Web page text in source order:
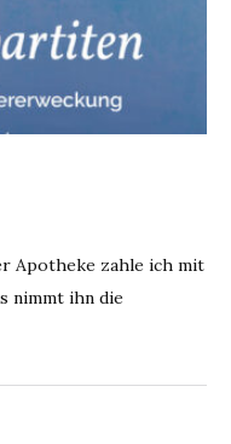
Apotheke zahle ich mit
nimmt ihn die